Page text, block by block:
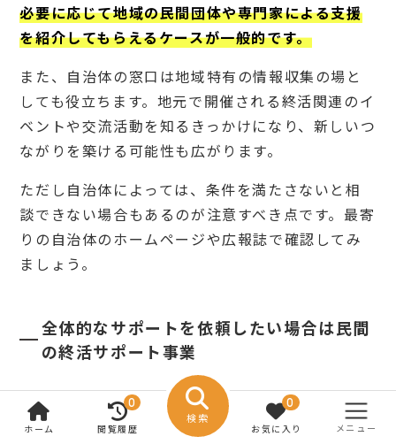
必要に応じて地域の民間団体や専門家による支援
を紹介してもらえるケースが一般的です。
また、自治体の窓口は地域特有の情報収集の場と
しても役立ちます。地元で開催される終活関連のイ
ベントや交流活動を知るきっかけになり、新しいつ
ながりを築ける可能性も広がります。
ただし自治体によっては、条件を満たさないと相
談できない場合もあるのが注意すべき点です。最寄
りの自治体のホームページや広報誌で確認してみ
ましょう。
全体的なサポートを依頼したい場合は民間
の終活サポート事業
幅広いサポートを依頼したい場合は、民間の終活
サポート事業の利用がおすすめです。自治体のサー
ホーム
0
閲覧履歴
検索
0
お気に入り メニュー